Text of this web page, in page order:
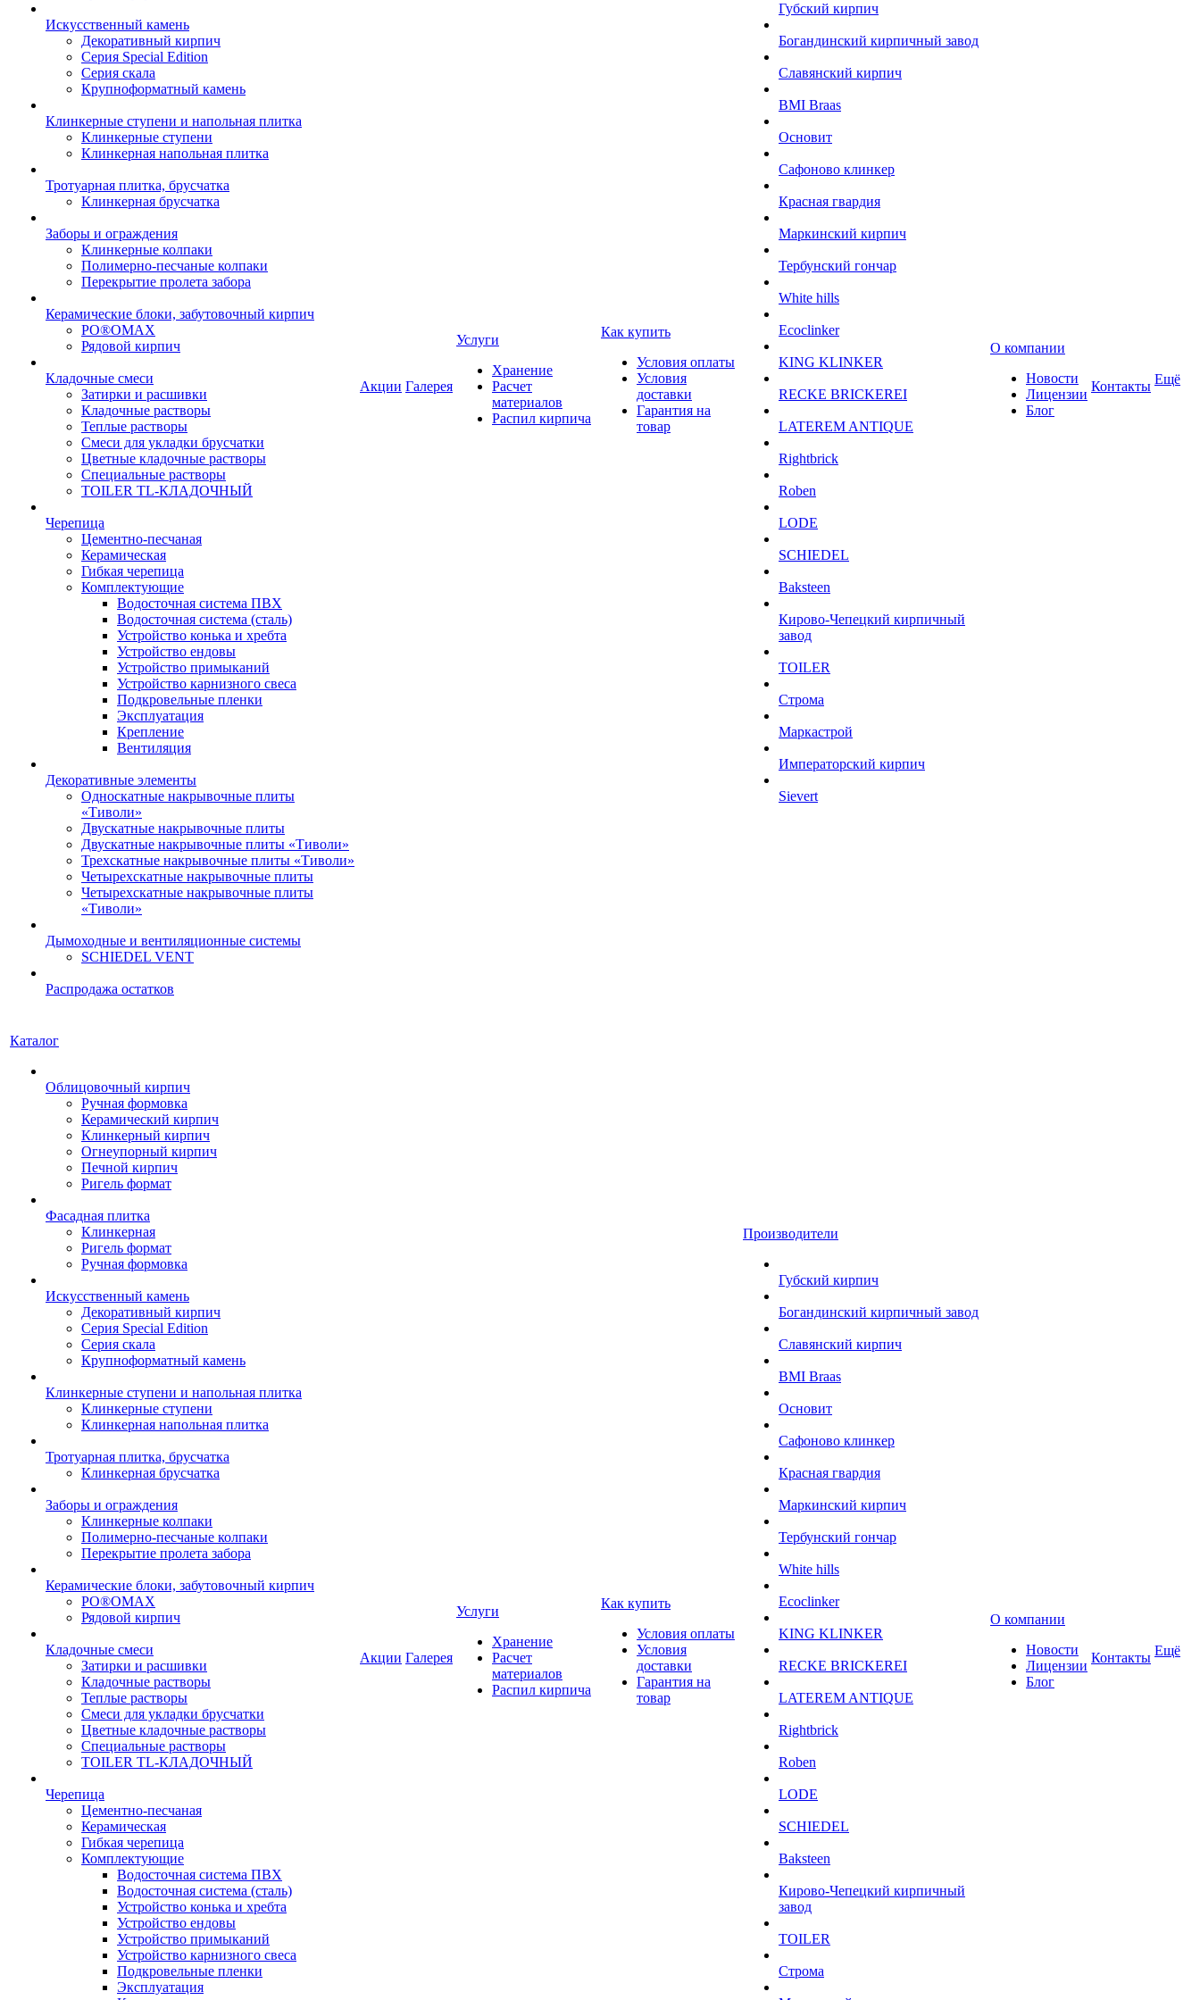
Искусственный камень
Декоративный кирпич
Серия Special Edition
Серия скала
Крупноформатный камень
Клинкерные ступени и напольная плитка
Клинкерные ступени
Клинкерная напольная плитка
Тротуарная плитка, брусчатка
Клинкерная брусчатка
Заборы и ограждения
Клинкерные колпаки
Полимерно-песчаные колпаки
Перекрытие пролета забора
Керамические блоки, забутовочный кирпич
PO®OMAX
Рядовой кирпич
Кладочные смеси
Затирки и расшивки
Кладочные растворы
Теплые растворы
Смеси для укладки брусчатки
Цветные кладочные растворы
Специальные растворы
TOILER TL-КЛАДОЧНЫЙ
Черепица
Цементно-песчаная
Керамическая
Гибкая черепица
Комплектующие
Водосточная система ПВХ
Водосточная система (сталь)
Устройство конька и хребта
Устройство ендовы
Устройство примыканий
Устройство карнизного свеса
Подкровельные пленки
Эксплуатация
Крепление
Вентиляция
Декоративные элементы
Односкатные накрывочные плиты
«Тиволи»
Двускатные накрывочные плиты
Двускатные накрывочные плиты «Тиволи»
Трехскатные накрывочные плиты «Тиволи»
Четырехскатные накрывочные плиты
Четырехскатные накрывочные плиты
«Тиволи»
Дымоходные и вентиляционные системы
SCHIEDEL VENT
Распродажа остатков
Акции Галерея
Услуги
Хранение
Расчет
материалов
Распил кирпича
Как купить
Условия оплаты
Условия
доставки
Гарантия на
товар
Губский кирпич
Богандинский кирпичный завод
Славянский кирпич
BMI Braas
Основит
Сафоново клинкер
Красная гвардия
Маркинский кирпич
Тербунский гончар
White hills
Ecoclinker
KING KLINKER
RECKE BRICKEREI
LATEREM ANTIQUE
Rightbrick
Roben
LODE
SCHIEDEL
Baksteen
Кирово-Чепецкий кирпичный
завод
TOILER
Строма
Маркастрой
Императорский кирпич
Sievert
О компании
Новости
Лицензии
Блог
Контакты Ещё
Каталог
Облицовочный кирпич
Ручная формовка
Керамический кирпич
Клинкерный кирпич
Огнеупорный кирпич
Печной кирпич
Ригель формат
Фасадная плитка
Клинкерная
Ригель формат
Ручная формовка
Искусственный камень
Декоративный кирпич
Серия Special Edition
Серия скала
Крупноформатный камень
Клинкерные ступени и напольная плитка
Клинкерные ступени
Клинкерная напольная плитка
Тротуарная плитка, брусчатка
Клинкерная брусчатка
Заборы и ограждения
Клинкерные колпаки
Полимерно-песчаные колпаки
Перекрытие пролета забора
Керамические блоки, забутовочный кирпич
PO®OMAX
Рядовой кирпич
Кладочные смеси
Затирки и расшивки
Кладочные растворы
Теплые растворы
Смеси для укладки брусчатки
Цветные кладочные растворы
Специальные растворы
TOILER TL-КЛАДОЧНЫЙ
Черепица
Цементно-песчаная
Керамическая
Гибкая черепица
Комплектующие
Водосточная система ПВХ
Водосточная система (сталь)
Устройство конька и хребта
Устройство ендовы
Устройство примыканий
Устройство карнизного свеса
Подкровельные пленки
Эксплуатация
Акции Галерея
Услуги
Хранение
Расчет
материалов
Распил кирпича
Как купить
Условия оплаты
Условия
доставки
Гарантия на
товар
Производители
Губский кирпич
Богандинский кирпичный завод
Славянский кирпич
BMI Braas
Основит
Сафоново клинкер
Красная гвардия
Маркинский кирпич
Тербунский гончар
White hills
Ecoclinker
KING KLINKER
RECKE BRICKEREI
LATEREM ANTIQUE
Rightbrick
Roben
LODE
SCHIEDEL
Baksteen
Кирово-Чепецкий кирпичный
завод
TOILER
Строма
О компании
Новости
Лицензии
Блог
Контакты Ещё